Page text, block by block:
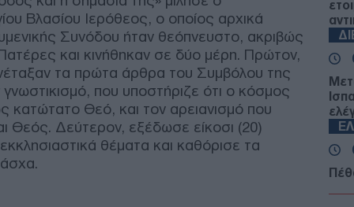
Βλασίου Ιερόθεος, ο οποίος αρχικά
Συνόδου ήταν θεόπνευστο, ακριβώς
και κινήθηκαν σε δύο μέρη. Πρώτον,
τα πρώτα άρθρα του Συμβόλου της
που υποστήριζε ότι ο κόσμος
κατώτατο Θεό, και τον αρειανισμό που
Θεός. Δεύτερον, εξέδωσε είκοσι (20)
θέματα και καθόρισε τα